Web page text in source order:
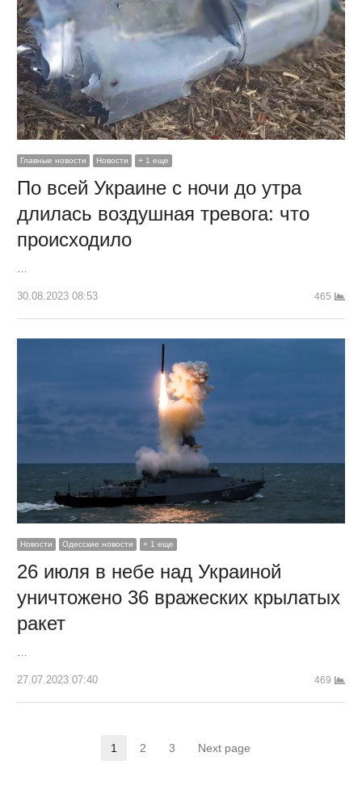
Главные новости Новости + 1 еще
По всей Украине с ночи до утра
длилась воздушная тревога: что
происходило
…
30.08.2023 08:53 465
Новости Одесские новости + 1 еще
26 июля в небе над Украиной
уничтожено 36 вражеских крылатых
ракет
27.07.2023 07:40 469
Страница
1 Страница
2 Страница
3 Next page